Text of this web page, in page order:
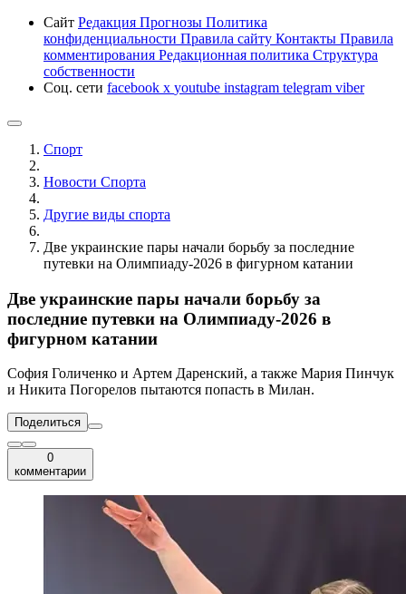
Сайт Редакция Прогнозы Политика
конфиденциальности Правила сайту Контакты Правила
комментирования Редакционная политика Структура
собственности
Соц. сети facebook x youtube instagram telegram viber
Спорт
Новости Cпорта
Другие виды спорта
Две украинские пары начали борьбу за последние
путевки на Олимпиаду-2026 в фигурном катании
Две украинские пары начали борьбу за
последние путевки на Олимпиаду-2026 в
фигурном катании
София Голиченко и Артем Даренский, а также Мария Пинчук
и Никита Погорелов пытаются попасть в Милан.
Поделиться
0
комментарии